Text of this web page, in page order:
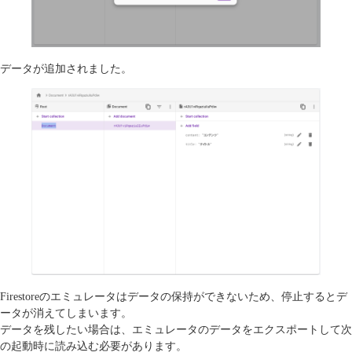
データが追加されました。
Firestoreのエミュレータはデータの保持ができないため、停止するとデ
ータが消えてしまいます。
データを残したい場合は、エミュレータのデータをエクスポートして次
の起動時に読み込む必要があります。